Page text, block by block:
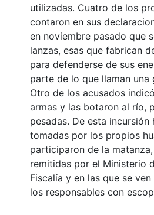
utilizadas. Cuatro de los
contaron en sus
en noviembre pasado que
lanzas, esas que fabrican
para defenderse de sus
parte de lo que llaman una
Otro de los acusados
armas y las botaron al río,
pesadas. De esta
tomadas por los propios
participaron de la
remitidas por el Ministerio
Fiscalía y en las que se
los responsables con